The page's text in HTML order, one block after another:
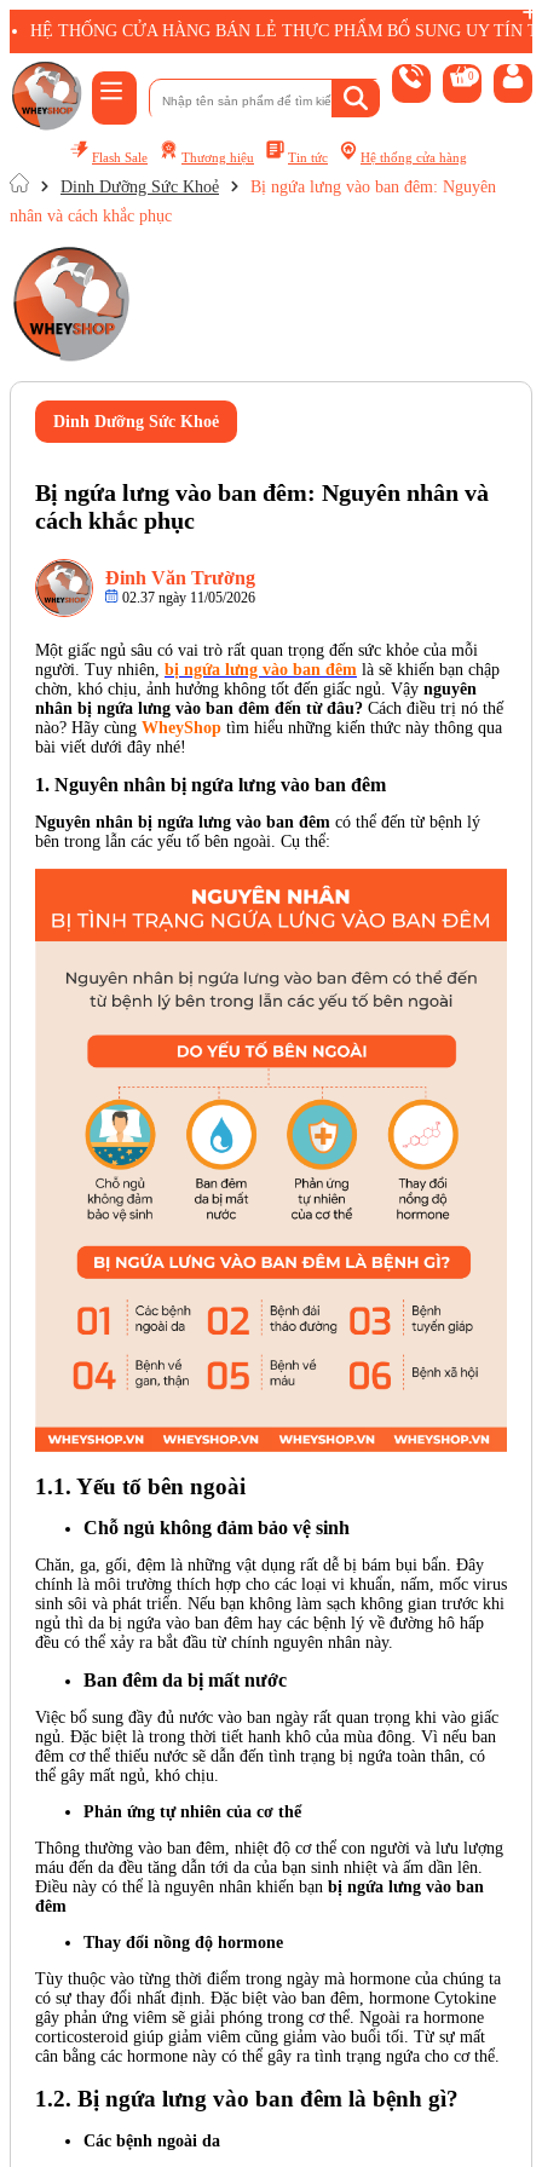
HỆ THỐNG CỬA HÀNG BÁN LẺ THỰC PHẨM BỔ SUNG UY TÍN
Flash Sale Thương hiệu Tin tức Hệ thống cửa hàng
0
Dinh Dưỡng Sức Khoẻ
Bị ngứa lưng vào ban đêm: Nguyên
nhân và cách khắc phục
Dinh Dưỡng Sức Khoẻ
Bị ngứa lưng vào ban đêm: Nguyên nhân và
cách khắc phục
Đinh Văn Trường
02.37 ngày 11/05/2026
Một giấc ngủ sâu có vai trò rất quan trọng đến sức khỏe của mỗi
người. Tuy nhiên, bị ngứa lưng vào ban đêm là sẽ khiến bạn chập
chờn, khó chịu, ảnh hưởng không tốt đến giấc ngủ. Vậy nguyên
nhân bị ngứa lưng vào ban đêm đến từ đâu? Cách điều trị nó thế
nào? Hãy cùng WheyShop tìm hiểu những kiến thức này thông qua
bài viết dưới đây nhé!
1. Nguyên nhân bị ngứa lưng vào ban đêm
Nguyên nhân bị ngứa lưng vào ban đêm có thể đến từ bệnh lý
bên trong lẫn các yếu tố bên ngoài. Cụ thể:
1.1. Yếu tố bên ngoài
Chỗ ngủ không đảm bảo vệ sinh
Chăn, ga, gối, đệm là những vật dụng rất dễ bị bám bụi bẩn. Đây
chính là môi trường thích hợp cho các loại vi khuẩn, nấm, mốc virus
sinh sôi và phát triển. Nếu bạn không làm sạch không gian trước khi
ngủ thì da bị ngứa vào ban đêm hay các bệnh lý về đường hô hấp
đều có thể xảy ra bắt đầu từ chính nguyên nhân này.
Ban đêm da bị mất nước
Việc bổ sung đầy đủ nước vào ban ngày rất quan trọng khi vào giấc
ngủ. Đặc biệt là trong thời tiết hanh khô của mùa đông. Vì nếu ban
đêm cơ thể thiếu nước sẽ dẫn đến tình trạng bị ngứa toàn thân, có
thể gây mất ngủ, khó chịu.
Phản ứng tự nhiên của cơ thể
Thông thường vào ban đêm, nhiệt độ cơ thể con người và lưu lượng
máu đến da đều tăng dẫn tới da của bạn sinh nhiệt và ấm dần lên.
Điều này có thể là nguyên nhân khiến bạn bị ngứa lưng vào ban
đêm
Thay đổi nồng độ hormone
Tùy thuộc vào từng thời điểm trong ngày mà hormone của chúng ta
có sự thay đổi nhất định. Đặc biệt vào ban đêm, hormone Cytokine
gây phản ứng viêm sẽ giải phóng trong cơ thể. Ngoài ra hormone
corticosteroid giúp giảm viêm cũng giảm vào buổi tối. Từ sự mất
cân bằng các hormone này có thể gây ra tình trạng ngứa cho cơ thể.
1.2. Bị ngứa lưng vào ban đêm là bệnh gì?
Các bệnh ngoài da